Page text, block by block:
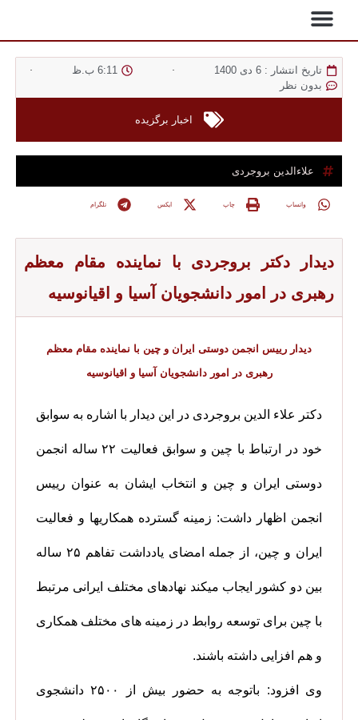
تاریخ انتشار : 6 دی 1400
6:11 ب.ظ
بدون نظر
اخبار برگزیده
علاء‌الدین بروجردی
واتساپ چاپ ایکس تلگرام
دیدار دکتر بروجردی با نماینده مقام معظم
رهبری در امور دانشجویان آسیا و اقیانوسیه
دیدار رییس انجمن دوستی ایران و چین با نماینده مقام معظم
رهبری در امور دانشجویان آسیا و اقیانوسیه
دکتر علاء الدین بروجردی در این دیدار با اشاره به سوابق
خود در ارتباط با چین و سوابق فعالیت ۲۲ ساله انجمن
دوستی ایران و چین و انتخاب ایشان به عنوان رییس
انجمن اظهار داشت: زمینه گسترده همکاریها و فعالیت
ایران و چین، از جمله امضای یادداشت تفاهم ۲۵ ساله
بین دو کشور ایجاب میکند نهادهای مختلف ایرانی مرتبط
با چین برای توسعه روابط در زمینه های مختلف همکاری
و هم افزایی داشته باشند.
وی افزود: باتوجه به حضور بیش از ۲۵۰۰ دانشجوی